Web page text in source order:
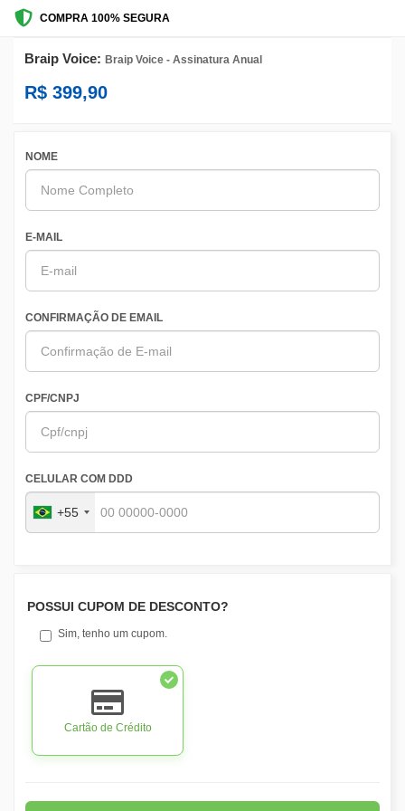
COMPRA 100% SEGURA
Braip Voice: Braip Voice - Assinatura Anual
R$ 399,90
NOME
E-MAIL
CONFIRMAÇÃO DE EMAIL
CPF/CNPJ
CELULAR COM DDD
+55
POSSUI CUPOM DE DESCONTO?
Sim, tenho um cupom.
Cartão de Crédito